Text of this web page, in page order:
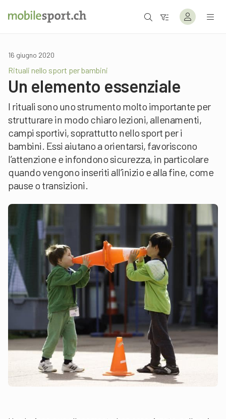
16 giugno 2020
Rituali nello sport per bambini
Un elemento essenziale
I rituali sono uno strumento molto importante per
strutturare in modo chiaro lezioni, allenamenti,
campi sportivi, soprattutto nello sport per i
bambini. Essi aiutano a orientarsi, favoriscono
l’attenzione e infondono sicurezza, in particolare
quando vengono inseriti all’inizio e alla fine, come
pause o transizioni.